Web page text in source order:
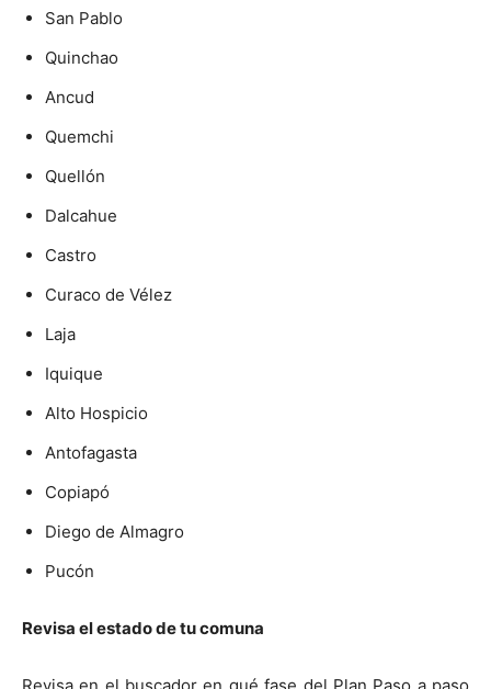
San Pablo
Quinchao
Ancud
Quemchi
Quellón
Dalcahue
Castro
Curaco de Vélez
Laja
Iquique
Alto Hospicio
Antofagasta
Copiapó
Diego de Almagro
Pucón
Revisa el estado de tu comuna